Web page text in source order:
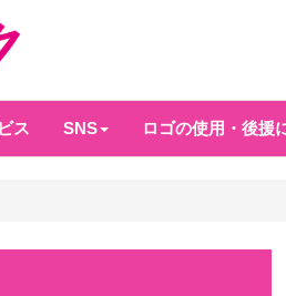
ス SNS ロゴの使用・後援